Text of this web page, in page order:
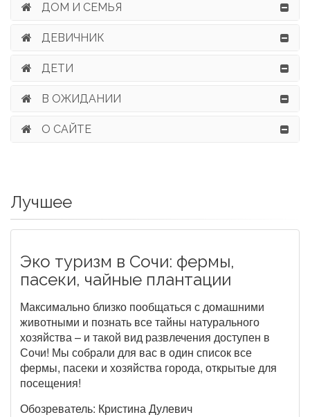
ДОМ И СЕМЬЯ
ДЕВИЧНИК
ДЕТИ
В ОЖИДАНИИ
О САЙТЕ
Лучшее
Эко туризм в Сочи: фермы,
пасеки, чайные плантации
Максимально близко пообщаться с домашними
животными и познать все тайны натурального
хозяйства – и такой вид развлечения доступен в
Сочи! Мы собрали для вас в один список все
фермы, пасеки и хозяйства города, открытые для
посещения!
Обозреватель: Кристина Дулевич